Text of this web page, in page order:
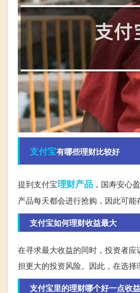
支付宝有哪些理财比较好
提到支付宝理财产品 ，国寿安心
产品每天都会进行抢购，因此可能
支付宝如何理财收益最大
在寻求最大收益的同时，投资者
担更大的投资风险。因此，在选择
支付宝里的理财哪个好一点收